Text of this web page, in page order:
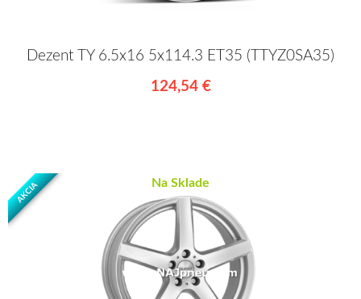
Dezent TY 6.5x16 5x114.3 ET35 (TTYZ0SA35)
124,54 €
AKCIA Na Sklade